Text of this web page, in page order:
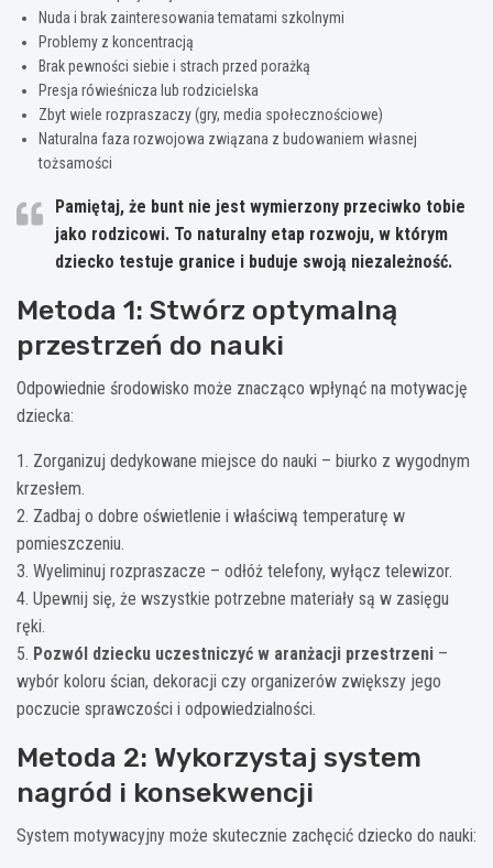
Nuda i brak zainteresowania tematami szkolnymi
Problemy z koncentracją
Brak pewności siebie i strach przed porażką
Presja rówieśnicza lub rodzicielska
Zbyt wiele rozpraszaczy (gry, media społecznościowe)
Naturalna faza rozwojowa związana z budowaniem własnej
tożsamości
Pamiętaj, że bunt nie jest wymierzony przeciwko tobie
jako rodzicowi. To naturalny etap rozwoju, w którym
dziecko testuje granice i buduje swoją niezależność.
Metoda 1: Stwórz optymalną
przestrzeń do nauki
Odpowiednie środowisko może znacząco wpłynąć na motywację
dziecka:
1. Zorganizuj dedykowane miejsce do nauki – biurko z wygodnym
krzesłem.
2. Zadbaj o dobre oświetlenie i właściwą temperaturę w
pomieszczeniu.
3. Wyeliminuj rozpraszacze – odłóż telefony, wyłącz telewizor.
4. Upewnij się, że wszystkie potrzebne materiały są w zasięgu
ręki.
5. Pozwól dziecku uczestniczyć w aranżacji przestrzeni –
wybór koloru ścian, dekoracji czy organizerów zwiększy jego
poczucie sprawczości i odpowiedzialności.
Metoda 2: Wykorzystaj system
nagród i konsekwencji
System motywacyjny może skutecznie zachęcić dziecko do nauki: